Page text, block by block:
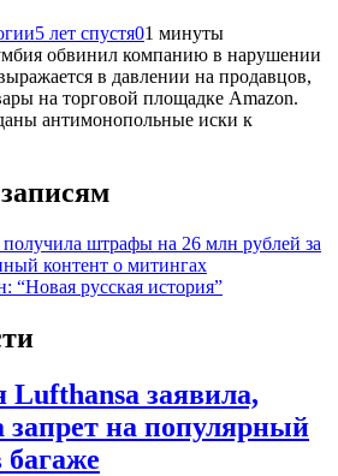
5 лет спустя01 минуты
обвинил компанию в нарушении
в давлении на продавцов,
на торговой площадке Amazon.
антимонопольные иски к
получила штрафы на 26 млн рублей за
контент о митингах
“Новая русская история”
заявила,
запрет на популярный
багаже